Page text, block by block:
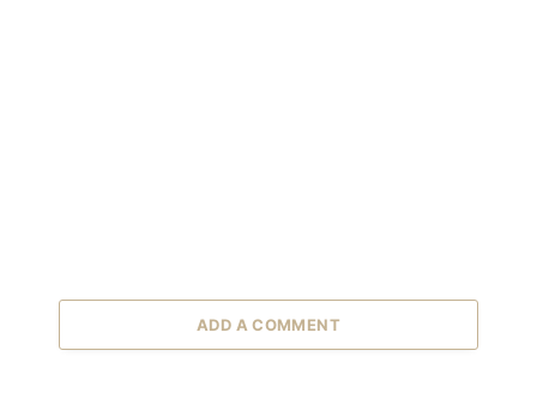
ADD A COMMENT